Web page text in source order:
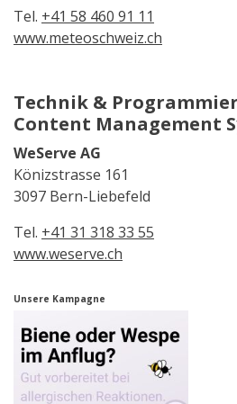
Tel. +41 58 460 91 11
www.meteoschweiz.ch
Technik &
Content Management
WeServe AG
Könizstrasse 161
3097 Bern-Liebefeld
Tel. +41 31 318 33 55
www.weserve.ch
Unsere Kampagne